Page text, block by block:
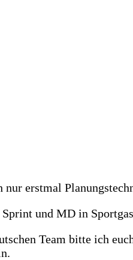
nur erstmal
und MD in
Team bitte ich